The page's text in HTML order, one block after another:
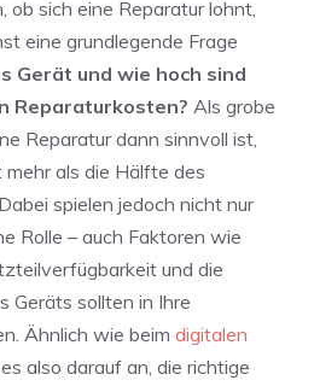
ob sich eine Reparatur lohnt,
eine grundlegende Frage
Gerät und wie hoch sind
Reparaturkosten? Als grobe
Reparatur dann sinnvoll ist,
als die Hälfte des
spielen jedoch nicht nur
Rolle – auch Faktoren wie
und die
Geräts sollten in Ihre
Ähnlich wie beim digitalen
also darauf an, die richtige